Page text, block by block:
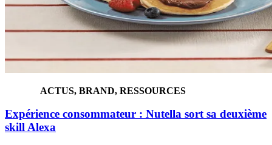
ACTUS, BRAND, RESSOURCES
Expérience consommateur : Nutella sort sa deuxième
skill Alexa